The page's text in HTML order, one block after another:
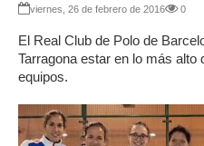
viernes, 26 de febrero de 2016 0
El Real Club de Polo de
Tarragona estar en lo más alto
equipos.